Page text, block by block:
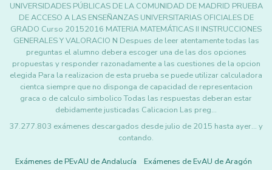
UNIVERSIDADES PÚBLICAS DE LA COMUNIDAD DE MADRID PRUEBA
DE ACCESO A LAS ENSEÑANZAS UNIVERSITARIAS OFICIALES DE
GRADO Curso 20152016 MATERIA MATEMÁTICAS II INSTRUCCIONES
GENERALES Y VALORACIO N Despues de leer atentamente todas las
preguntas el alumno debera escoger una de las dos opciones
propuestas y responder razonadamente a las cuestiones de la opcion
elegida Para la realizacion de esta prueba se puede utilizar calculadora
cientca siempre que no disponga de capacidad de representacion
graca o de calculo simbolico Todas las respuestas deberan estar
debidamente justicadas Calicacion Las preg…
37.277.803 exámenes descargados desde julio de 2015 hasta ayer... y
contando.
Exámenes de PEvAU de Andalucía
Exámenes de EvAU de Aragón